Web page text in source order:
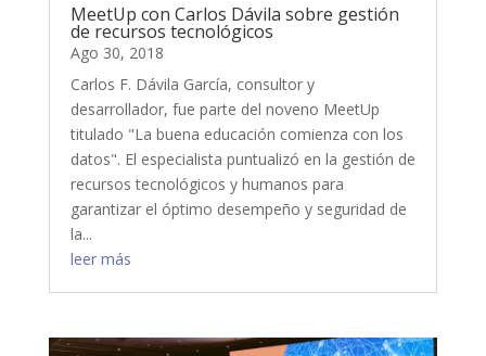
MeetUp con Carlos Dávila sobre gestión
de recursos tecnológicos
Ago 30, 2018
Carlos F. Dávila García, consultor y
desarrollador, fue parte del noveno MeetUp
titulado "La buena educación comienza con los
datos". El especialista puntualizó en la gestión de
recursos tecnológicos y humanos para
garantizar el óptimo desempeño y seguridad de
la...
leer más